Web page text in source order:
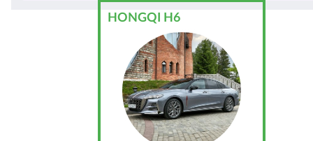
HONGQI H6